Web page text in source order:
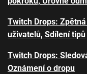
Twitch Drops:
uživatelů, Sdílení tipů
Twitch Drops:
Oznámení o dropu